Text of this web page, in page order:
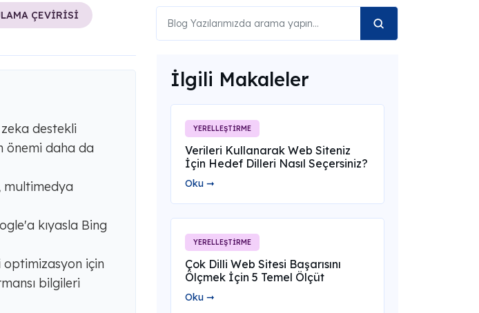
ÇEVİRİSİ
destekli
önemi daha da
multimedya
kıyasla Bing
optimizasyon için
bilgileri
İlgili Makaleler
YERELLEŞTİRME
Verileri Kullanarak Web Siteniz
İçin Hedef Dilleri Nasıl Seçersiniz?
Oku ➞
YERELLEŞTİRME
Çok Dilli Web Sitesi Başarısını
Ölçmek İçin 5 Temel Ölçüt
Oku ➞